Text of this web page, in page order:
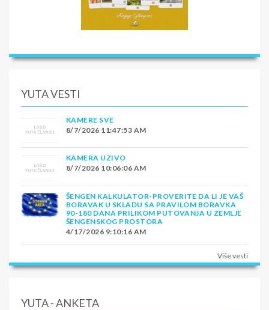
YUTA VESTI
KAMERE SVE
8/7/2026 11:47:53 AM
KAMERA UZIVO
8/7/2026 10:06:06 AM
ŠENGEN KALKULATOR-PROVERITE DA LI JE VAŠ
BORAVAK U SKLADU SA PRAVILOM BORAVKA
90-180 DANA PRILIKOM PUTOVANJA U ZEMLJE
ŠENGENSKOG PROSTORA
4/17/2026 9:10:16 AM
Više vesti
YUTA - ANKETA